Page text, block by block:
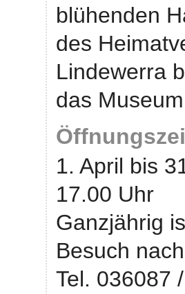
blühenden
des
Lindewerra
das
1. April bis
17.00 Uhr
Ganzjährig
Besuch
Tel. 036087